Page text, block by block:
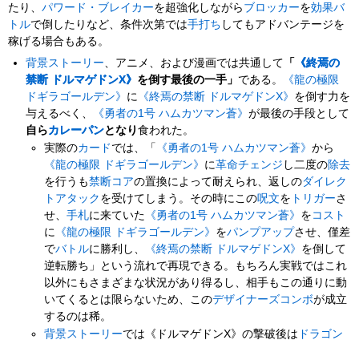
たり、パワード・ブレイカーを超強化しながら ブロッカーを効果バ
トルで倒したりなど、条件次第では手打ち してもアドバンテージを
稼げる場合もある。
背景ストーリー、アニメ、および漫画では共通して 「
《終焉の
禁断 ドルマゲドンX》 を倒す最後の一手」 である。
《龍の極限
ドギラゴールデン》 に 《終焉の禁断 ドルマゲドンX》 を倒す力を
与えるべく、
《勇者の1号 ハムカツマン蒼》が最後の手段として
自らカレーパンとなり食われた。
実際のカード では、「 《勇者の1号 ハムカツマン蒼》から
《龍の極限 ドギラゴールデン》 に革命チェンジ し二度の除去
を行うも禁断コアの置換によって耐えられ、返しのダイレク
トアタック を受けてしまう。その時にこの呪文を トリガーさ
せ、手札に来ていた 《勇者の1号 ハムカツマン蒼》 を コスト
に 《龍の極限 ドギラゴールデン》 をパンプアップさせ、僅差
でバトルに勝利し、 《終焉の禁断 ドルマゲドンX》 を倒して
逆転勝ち」という流れで再現できる。もちろん実戦ではこれ
以外にもさまざまな状況があり得るし、相手もこの通りに動
いてくるとは限らないため、このデザイナーズコンボが成立
するのは稀。
背景ストーリーでは《ドルマゲドンX》の撃破後は ドラゴン